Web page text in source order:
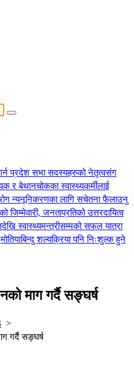
प्रदेश सभा सदस्यहरुको नेतृत्वसंग
र बेथानचोकका स्वास्थ्यकर्मीलाई
रोग न्यनूनिकरणका लागि सचेतना फैलाउनु
जिम्मेवारी, जनताप्रतिको उत्तरदायित्व
स्वास्थ्यमन्त्रीसम्मको सफल यात्रा
शल्यक्रिया पनि निःशुल्क हुने
माग गर्दै सङ्घर्ष
>
गर्दै सङ्घर्ष